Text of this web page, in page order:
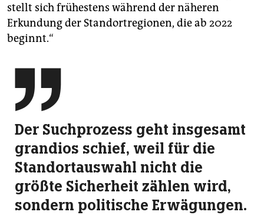
stellt sich frühestens während der näheren
Erkundung der Standortregionen, die ab 2022
beginnt.“

Der Suchprozess geht insgesamt
grandios schief, weil für die
Standortauswahl nicht die
größte Sicherheit zählen wird,
sondern politische Erwägungen.